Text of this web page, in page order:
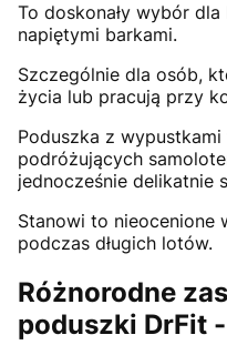
To doskonały wybór
napiętymi barkami.
Szczególnie dla osób,
życia lub pracują przy
Poduszka z
podróżujących
jednocześnie delikatnie
Stanowi to nieocenione
podczas długich lotów.
Różnorodne
poduszki DrFit